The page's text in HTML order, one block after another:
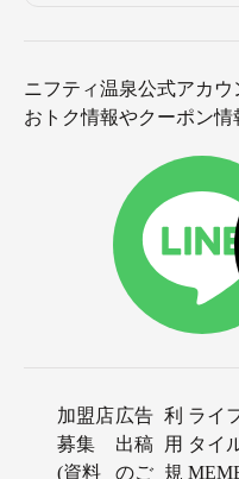
ニフティ温泉公式アカ
おトク情報やクーポン情
加盟店
募集
(資料
広告
出稿
のご
利
用
規
ライ
タイ